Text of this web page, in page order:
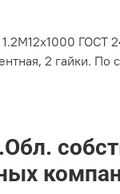
ГОСТ
2 гайки.